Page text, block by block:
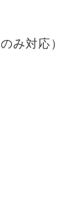
み対応）